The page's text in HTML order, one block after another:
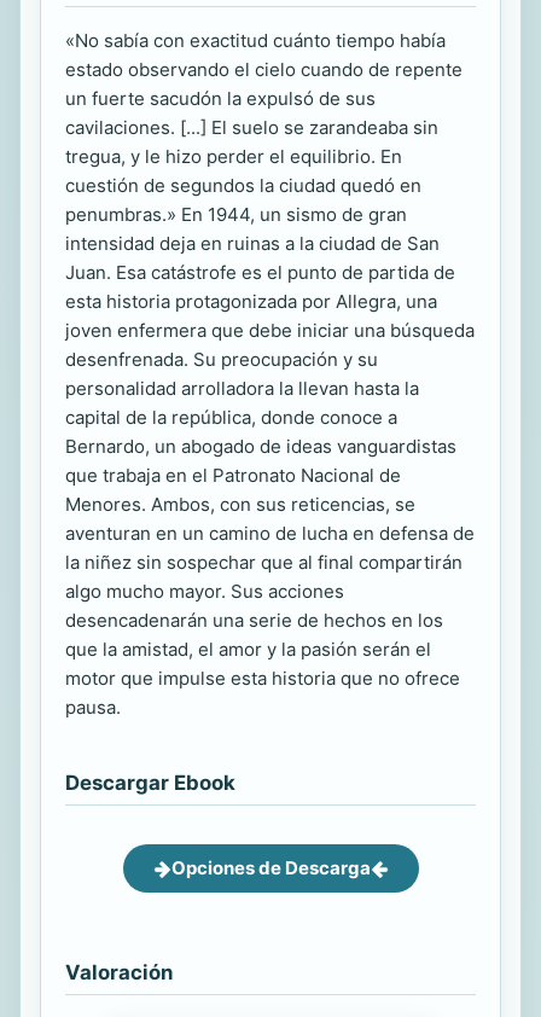
«No sabía con exactitud cuánto tiempo había
estado observando el cielo cuando de repente
un fuerte sacudón la expulsó de sus
cavilaciones. [...] El suelo se zarandeaba sin
tregua, y le hizo perder el equilibrio. En
cuestión de segundos la ciudad quedó en
penumbras.» En 1944, un sismo de gran
intensidad deja en ruinas a la ciudad de San
Juan. Esa catástrofe es el punto de partida de
esta historia protagonizada por Allegra, una
joven enfermera que debe iniciar una búsqueda
desenfrenada. Su preocupación y su
personalidad arrolladora la llevan hasta la
capital de la república, donde conoce a
Bernardo, un abogado de ideas vanguardistas
que trabaja en el Patronato Nacional de
Menores. Ambos, con sus reticencias, se
aventuran en un camino de lucha en defensa de
la niñez sin sospechar que al final compartirán
algo mucho mayor. Sus acciones
desencadenarán una serie de hechos en los
que la amistad, el amor y la pasión serán el
motor que impulse esta historia que no ofrece
pausa.
Descargar Ebook
Opciones de Descarga
Valoración